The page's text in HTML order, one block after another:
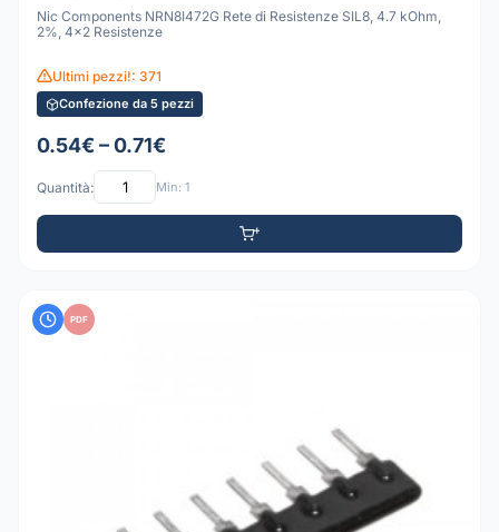
Nic Components NRN8I472G Rete di Resistenze SIL8, 4.7 kOhm,
2%, 4x2 Resistenze
Ultimi pezzi!: 371
Confezione da 5 pezzi
0.54€ – 0.71€
Quantità: Min: 1
PDF